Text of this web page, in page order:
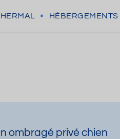
HÉBERGEMENTS
ombragé privé chien